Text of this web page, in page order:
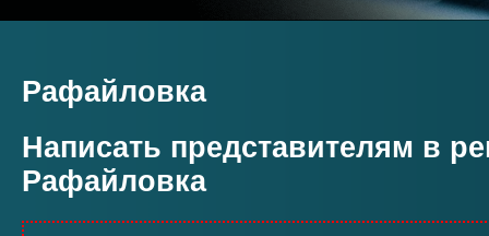
Рафайловка
Написать представителям в
Рафайловка